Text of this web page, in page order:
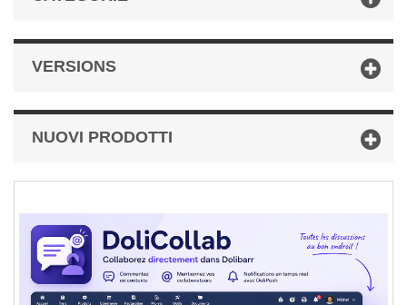
VERSIONS
NUOVI PRODOTTI